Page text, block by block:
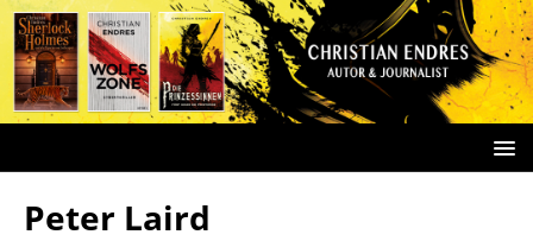
Peter Laird